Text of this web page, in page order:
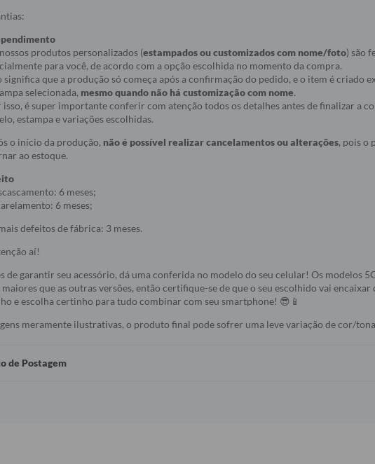
produtos personalizados (estampados ou customizados com nome/foto) são
para você, de acordo com a opção escolhida no momento da compra.
significa que a produção só começa após a confirmação do pedido, e o item é criado
selecionada, mesmo quando não há customização com nome.
isso, é super importante conferir com atenção todos os detalhes antes de finalizar a
estampa e variações escolhidas.
o início da produção, não é possível realizar cancelamentos ou alterações, pois o
ao estoque.
6 meses;
6 meses;
defeitos de fábrica: 3 meses.
aí!
de garantir seu acessório, dá uma conferida no modelo do seu celular! Os modelos
maiores que as outras versões, então certifique-se de que o seu escolhido vai
e escolha certinho para tudo combinar com seu smartphone! 😎📱
meramente ilustrativas, o produto final pode sofrer uma leve variação de cor/
de Postagem